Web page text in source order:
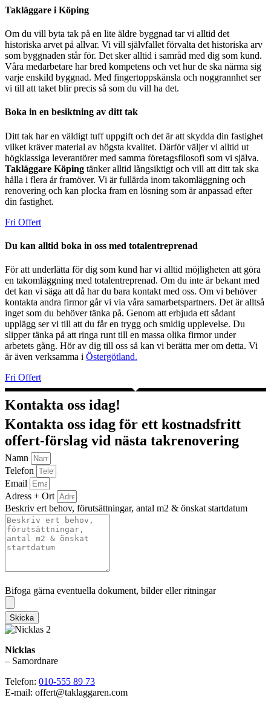
Takläggare i Köping
Om du vill byta tak på en lite äldre byggnad tar vi alltid det
historiska arvet på allvar. Vi vill självfallet förvalta det historiska arv
som byggnaden står för. Det sker alltid i samråd med dig som kund.
Våra medarbetare har bred kompetens och vet hur de ska närma sig
varje enskild byggnad. Med fingertoppskänsla och noggrannhet ser
vi till att taket blir precis så som du vill ha det.
Boka in en besiktning av ditt tak
Ditt tak har en väldigt tuff uppgift och det är att skydda din fastighet
vilket kräver material av högsta kvalitet. Därför väljer vi alltid ut
högklassiga leverantörer med samma företagsfilosofi som vi själva.
Takläggare Köping tänker alltid långsiktigt och vill att ditt tak ska
hålla i flera år framöver. Vi är fullärda inom takomläggning och
renovering och kan plocka fram en lösning som är anpassad efter
din fastighet.
Fri Offert
Du kan alltid boka in oss med totalentreprenad
För att underlätta för dig som kund har vi alltid möjligheten att göra
en takomläggning med totalentreprenad. Om du inte är bekant med
det kan vi säga att då har du bara kontakt med oss. Om vi behöver
kontakta andra firmor går vi via våra samarbetspartners. Det är alltså
inget som du behöver tänka på. Genom att erbjuda ett sådant
upplägg ser vi till att du får en trygg och smidig upplevelse. Du
slipper tänka på att ringa runt till en massa olika firmor under
arbetets gång. Hör av dig till oss så kan vi berätta mer om detta. Vi
är även verksamma i Östergötland.
Fri Offert
Kontakta oss idag!
Kontakta oss idag för ett kostnadsfritt
offert-förslag vid nästa takrenovering
Namn
Telefon
Email
Adress + Ort
Beskriv ert behov, förutsättningar, antal m2 & önskat startdatum
Bifoga gärna eventuella dokument, bilder eller ritningar
Skicka
Nicklas
– Samordnare
Telefon: 010-555 89 73
E-mail: offert@taklaggaren.com